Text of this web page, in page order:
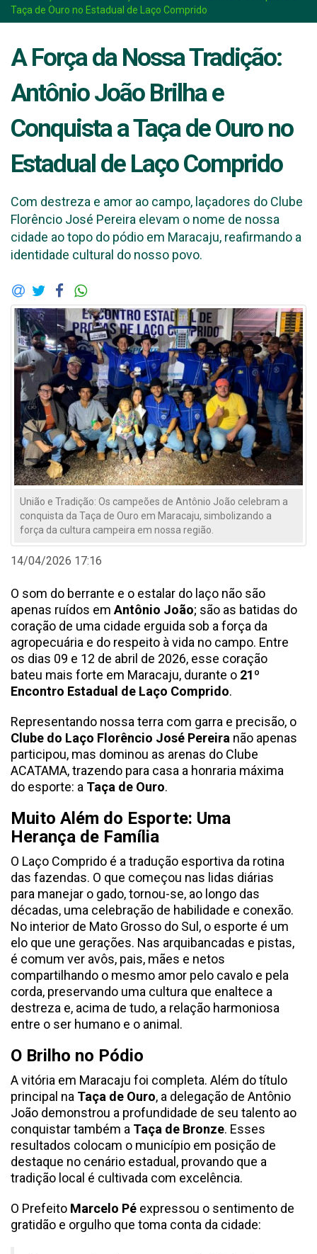
Taça de Ouro no Estadual de Laço Comprido
A Força da Nossa Tradição:
Antônio João Brilha e
Conquista a Taça de Ouro no
Estadual de Laço Comprido
Com destreza e amor ao campo, laçadores do Clube
Florêncio José Pereira elevam o nome de nossa
cidade ao topo do pódio em Maracaju, reafirmando a
identidade cultural do nosso povo.
União e Tradição: Os campeões de Antônio João celebram a
conquista da Taça de Ouro em Maracaju, simbolizando a
força da cultura campeira em nossa região.
14/04/2026 17:16
O som do berrante e o estalar do laço não são
apenas ruídos emAntônio João; são as batidas do
coração de uma cidade erguida sob a força da
agropecuária e do respeito à vida no campo. Entre
os dias 09 e 12 de abril de 2026, esse coração
bateu mais forte em Maracaju, durante o 21º
Encontro Estadual de Laço Comprido.
Representando nossa terra com garra e precisão, o
Clube do Laço Florêncio José Pereira não apenas
participou, mas dominou as arenas do Clube
ACATAMA, trazendo para casa a honraria máxima
do esporte: a Taça de Ouro.
Muito Além do Esporte: Uma
Herança de Família
O Laço Comprido é a tradução esportiva da rotina
das fazendas. O que começou nas lidas diárias
para manejar o gado, tornou-se, ao longo das
décadas, uma celebração de habilidade e conexão.
No interior de Mato Grosso do Sul, o esporte é um
elo que une gerações. Nas arquibancadas e pistas,
é comum ver avôs, pais, mães e netos
compartilhando o mesmo amor pelo cavalo e pela
corda, preservando uma cultura que enaltece a
destreza e, acima de tudo, a relação harmoniosa
entre o ser humano e o animal.
O Brilho no Pódio
A vitória em Maracaju foi completa. Além do título
principal na Taça de Ouro, a delegação de Antônio
João demonstrou a profundidade de seu talento ao
conquistar também a Taça de Bronze. Esses
resultados colocam o município em posição de
destaque no cenário estadual, provando que a
tradição local é cultivada com excelência.
O Prefeito Marcelo Pé expressou o sentimento de
gratidão e orgulho que toma conta da cidade: